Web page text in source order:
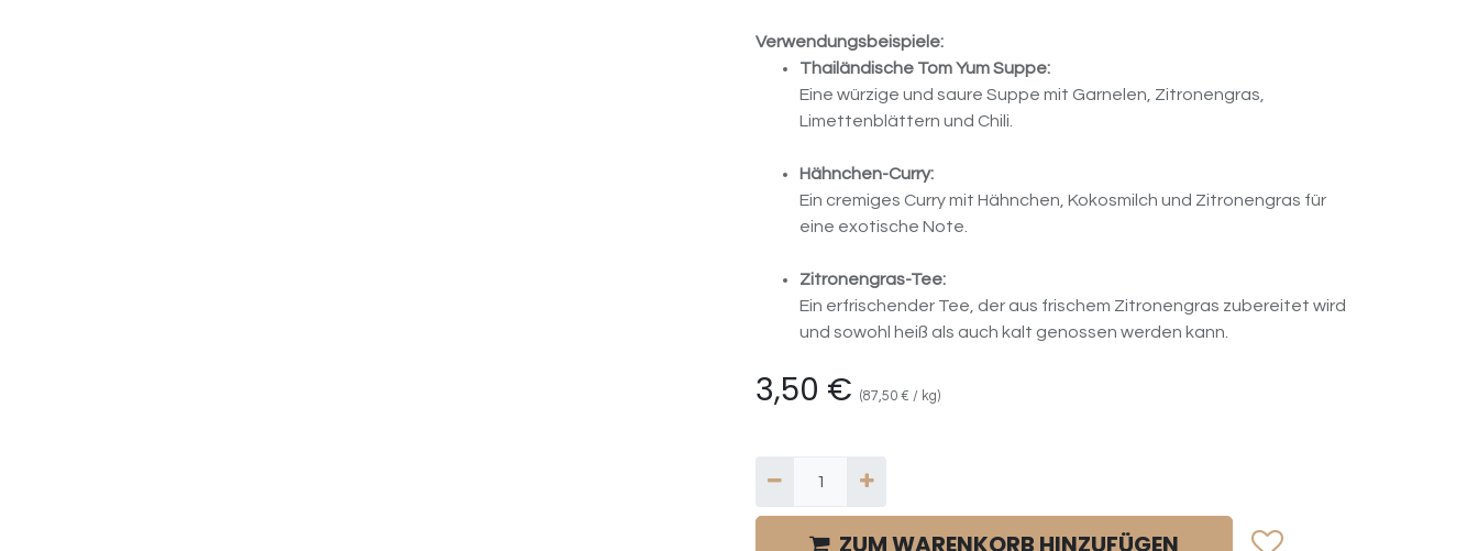
Verwendungsbeispiele:
Thailändische Tom Yum Suppe:
Eine würzige und saure Suppe mit Garnelen, Zitronengras,
Limettenblättern und Chili.
Hähnchen-Curry:
Ein cremiges Curry mit Hähnchen, Kokosmilch und Zitronengras für
eine exotische Note.
Zitronengras-Tee:
Ein erfrischender Tee, der aus frischem Zitronengras zubereitet wird
und sowohl heiß als auch kalt genossen werden kann.
3,50 € (87,50 € / kg)
ZUM WARENKORB HINZUFÜGEN